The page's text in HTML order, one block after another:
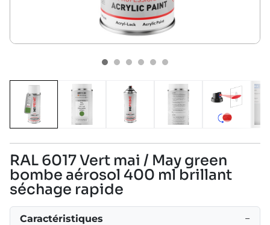
RAL 6017 Vert mai / May green
bombe aérosol 400 ml brillant
séchage rapide
Caractéristiques −